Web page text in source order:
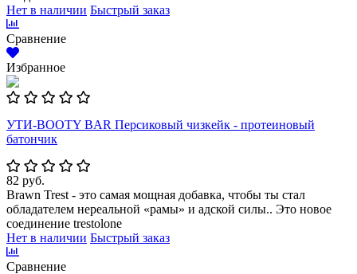
Нет в наличии Быстрый заказ
Сравнение
Избранное
УТИ-BOOTY BAR Персиковый чизкейк - протеиновый
батончик
82 руб.
Brawn Trest - это самая мощная добавка, чтобы ты стал
обладателем нереальной «рамы» и адской силы.. Это новое
соединение trestolone
Нет в наличии Быстрый заказ
Сравнение